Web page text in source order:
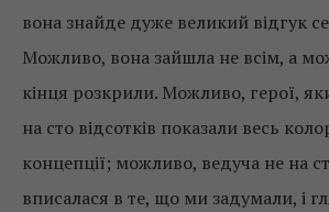
вона знайде дуже великий відгук
Можливо, вона зайшла не всім, а
кінця розкрили. Можливо, герої,
на сто відсотків показали весь
концепції; можливо, ведуча не на
вписалася в те, що ми задумали, і